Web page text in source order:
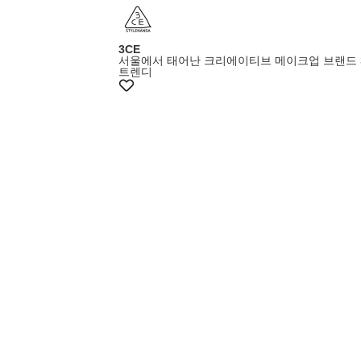
3CE
서울에서 태어난 크리에이티브 메이크업 브랜드
트렌디